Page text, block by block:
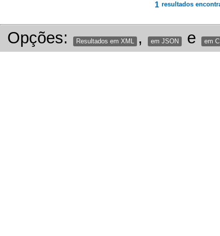
1 resultados
Opções: Resultados em XML , em JSON e em